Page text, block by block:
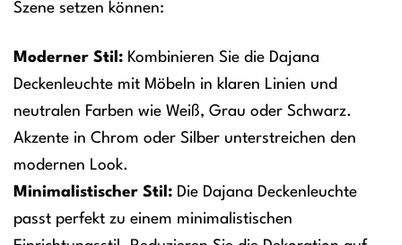
Szene setzen können:
Moderner Stil: Kombinieren Sie die Dajana
Deckenleuchte mit Möbeln in klaren Linien und
neutralen Farben wie Weiß, Grau oder Schwarz.
Akzente in Chrom oder Silber unterstreichen den
modernen Look.
Minimalistischer Stil: Die Dajana Deckenleuchte
passt perfekt zu einem minimalistischen